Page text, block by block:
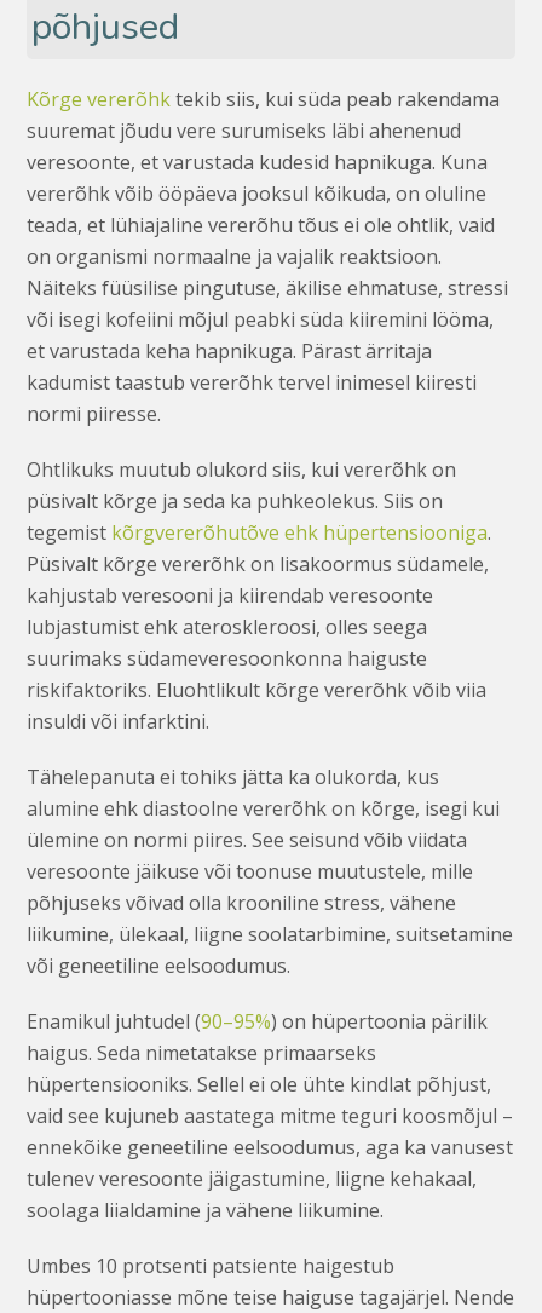
põhjused
Kõrge vererõhktekib siis, kui süda peab rakendama
suuremat jõudu vere surumiseks läbi ahenenud
veresoonte, et varustada kudesid hapnikuga. Kuna
vererõhk võib ööpäeva jooksul kõikuda, on oluline
teada, et lühiajaline vererõhu tõus ei ole ohtlik, vaid
on organismi normaalne ja vajalik reaktsioon.
Näiteks füüsilise pingutuse, äkilise ehmatuse, stressi
või isegi kofeiini mõjul peabki süda kiiremini lööma,
et varustada keha hapnikuga. Pärast ärritaja
kadumist taastub vererõhk tervel inimesel kiiresti
normi piiresse.
Ohtlikuks muutub olukord siis, kui vererõhk on
püsivalt kõrge ja seda ka puhkeolekus. Siis on
tegemist kõrgvererõhutõve ehk hüpertensiooniga.
Püsivalt kõrge vererõhk on lisakoormus südamele,
kahjustab veresooni ja kiirendab veresoonte
lubjastumist ehk ateroskleroosi, olles seega
suurimaks südameveresoonkonna haiguste
riskifaktoriks. Eluohtlikult kõrge vererõhk võib viia
insuldi või infarktini.
Tähelepanuta ei tohiks jätta ka olukorda, kus
alumine ehk diastoolne vererõhk on kõrge, isegi kui
ülemine on normi piires. See seisund võib viidata
veresoonte jäikuse või toonuse muutustele, mille
põhjuseks võivad olla krooniline stress, vähene
liikumine, ülekaal, liigne soolatarbimine, suitsetamine
või geneetiline eelsoodumus.
Enamikul juhtudel (90–95%) on hüpertoonia pärilik
haigus. Seda nimetatakse primaarseks
hüpertensiooniks. Sellel ei ole ühte kindlat põhjust,
vaid see kujuneb aastatega mitme teguri koosmõjul –
ennekõike geneetiline eelsoodumus, aga ka vanusest
tulenev veresoonte jäigastumine, liigne kehakaal,
soolaga liialdamine ja vähene liikumine.
Umbes 10 protsenti patsiente haigestub
hüpertooniasse mõne teise haiguse tagajärjel. Nende